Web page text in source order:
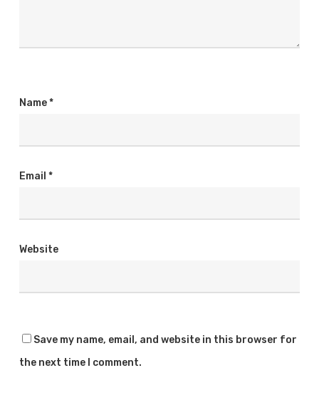
Name*
Email *
Website
Save my name, email, and website in this browser for
the next time I comment.